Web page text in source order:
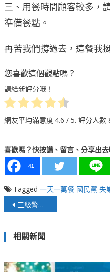
三、用餐時間顧客較多，
準備餐點。
再苦我們撐過去，這餐我
您喜歡這個觀點嗎？
請給新評分哦！
網友平均滿意度 4.6 / 5. 評分人數
喜歡嗎？快按讚、留言、分享出去
41
Tagged 一天一萬餐 國民黨 失
文
導
覽
三級警戒下的宜蘭成觀旅產業劇變重災區
相關新聞